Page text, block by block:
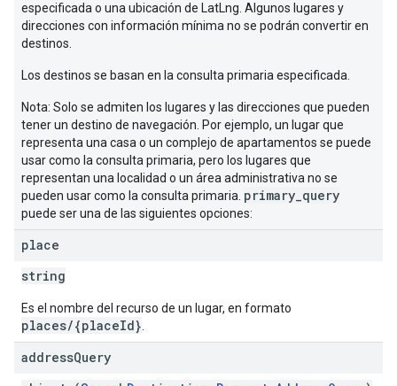
especificada o una ubicación de LatLng. Algunos lugares y
direcciones con información mínima no se podrán convertir en
destinos.
Los destinos se basan en la consulta primaria especificada.
Nota: Solo se admiten los lugares y las direcciones que pueden
tener un destino de navegación. Por ejemplo, un lugar que
representa una casa o un complejo de apartamentos se puede
usar como la consulta primaria, pero los lugares que
representan una localidad o un área administrativa no se
pueden usar como la consulta primaria. primary_query
puede ser una de las siguientes opciones:
place
string
Es el nombre del recurso de un lugar, en formato
places/{placeId}
addressQuery